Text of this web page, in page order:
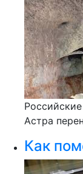
Астра
Как